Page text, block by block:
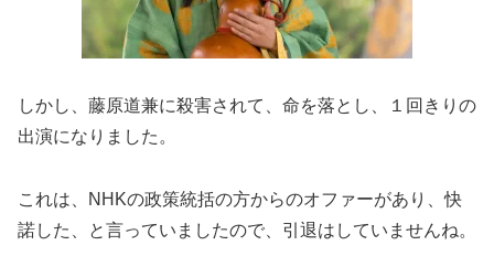
しかし、藤原道兼に殺害されて、命を落とし、１回きりの
出演になりました。
これは、NHKの政策統括の方からのオファーがあり、快
諾した、と言っていましたので、引退はしていませんね。